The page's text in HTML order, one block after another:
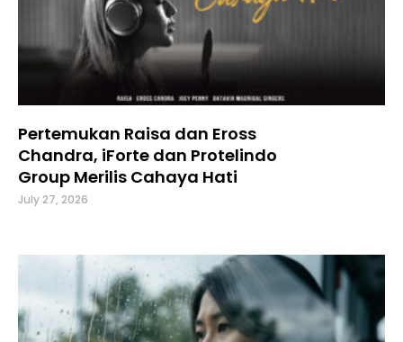
Pertemukan Raisa dan Eross
Chandra, iForte dan Protelindo
Group Merilis Cahaya Hati
July 27, 2026